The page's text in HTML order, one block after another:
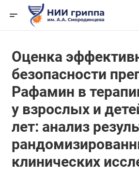
Оценка
безопасности
Рафамин в
у взрослых и
лет: анализ
клинических